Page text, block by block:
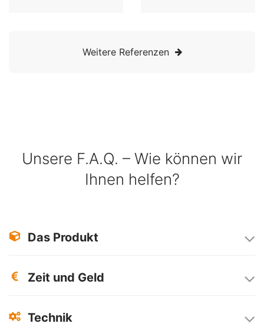
Weitere Referenzen
Unsere F.A.Q. – Wie können wir
Ihnen helfen?
Das Produkt
Zeit und Geld
Technik